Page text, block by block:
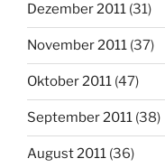
Dezember 2011 (31)
November 2011 (37)
Oktober 2011 (47)
September 2011 (38)
August 2011 (36)